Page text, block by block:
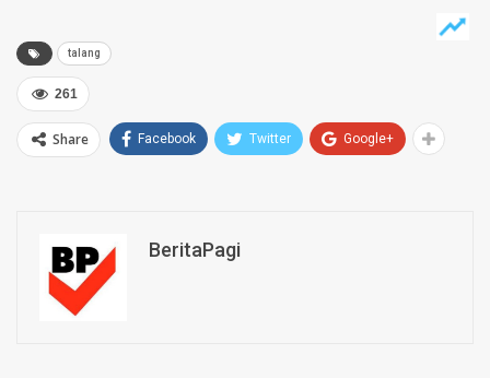
talang
261
Share Facebook Twitter Google+
BeritaPagi